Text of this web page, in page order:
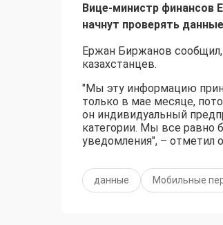
Вице-министр финансов
начнут проверять
Ержан Биржанов сообщил,
казахстанцев.
"Мы эту информацию
только в мае месяце,
он индивидуальный
категории. Мы все равно
уведомления", – отметил
данные Мобильные